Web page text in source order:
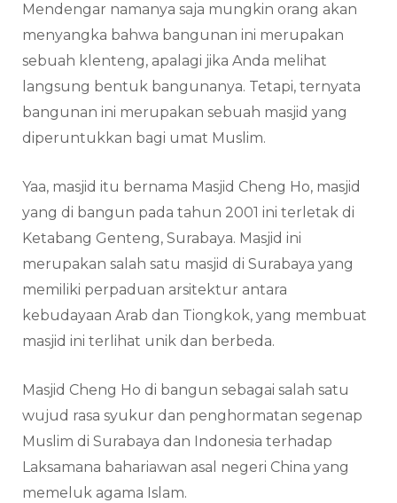
Mendengar namanya saja mungkin orang akan
menyangka bahwa bangunan ini merupakan
sebuah klenteng, apalagi jika Anda melihat
langsung bentuk bangunanya. Tetapi, ternyata
bangunan ini merupakan sebuah masjid yang
diperuntukkan bagi umat Muslim.
Yaa, masjid itu bernama Masjid Cheng Ho, masjid
yang di bangun pada tahun 2001 ini terletak di
Ketabang Genteng, Surabaya. Masjid ini
merupakan salah satu masjid di Surabaya yang
memiliki perpaduan arsitektur antara
kebudayaan Arab dan Tiongkok, yang membuat
masjid ini terlihat unik dan berbeda.
Masjid Cheng Ho di bangun sebagai salah satu
wujud rasa syukur dan penghormatan segenap
Muslim di Surabaya dan Indonesia terhadap
Laksamana bahariawan asal negeri China yang
memeluk agama Islam.